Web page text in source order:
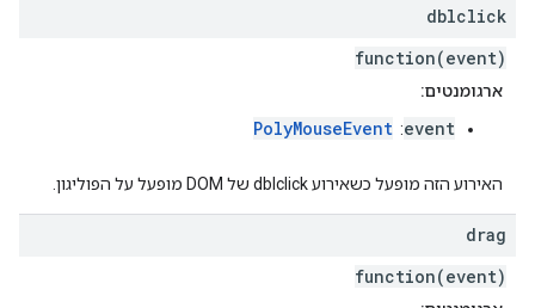
dblclick
function(event)
ארגומנטים:
event
:
PolyMouseEvent
האירוע הזה מופעל כשאירוע dblclick של DOM מופעל על הפוליגון.
drag
function(event)